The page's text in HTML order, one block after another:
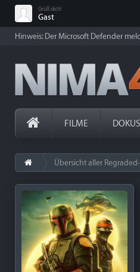
Grüß dich!
Gast
Hinweis: Der Microsoft Defender
FILME DOKUS
Übersicht aller